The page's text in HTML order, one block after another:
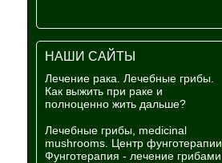
НАШИ САЙТЫ
Лечение рака. Лечебные грибы.
Как выжить при раке и
полноценно жить дальше?
Лечебные грибы, medicinal
mushrooms. Центр фунготерапии.
Фунготерапия - лечение грибами